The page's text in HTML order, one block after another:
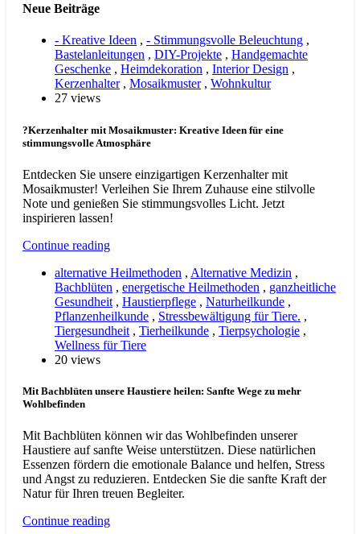
Neue Beiträge
- Kreative Ideen , - Stimmungsvolle Beleuchtung ,
Bastelanleitungen , DIY-Projekte , Handgemachte
Geschenke , Heimdekoration , Interior Design ,
Kerzenhalter, Mosaikmuster, Wohnkultur
27 views
?Kerzenhalter mit Mosaikmuster: Kreative Ideen für eine
stimmungsvolle Atmosphäre
Entdecken Sie unsere einzigartigen Kerzenhalter mit
Mosaikmuster! Verleihen Sie Ihrem Zuhause eine stilvolle
Note und genießen Sie stimmungsvolles Licht. Jetzt
inspirieren lassen!
Continue reading
alternative Heilmethoden , Alternative Medizin ,
Bachblüten , energetische Heilmethoden , ganzheitliche
Gesundheit , Haustierpflege , Naturheilkunde ,
Pflanzenheilkunde , Stressbewältigung für Tiere. ,
Tiergesundheit , Tierheilkunde , Tierpsychologie ,
Wellness für Tiere
20 views
Mit Bachblüten unsere Haustiere heilen: Sanfte Wege zu mehr
Wohlbefinden
Mit Bachblüten können wir das Wohlbefinden unserer
Haustiere auf sanfte Weise unterstützen. Diese natürlichen
Essenzen fördern die emotionale Balance und helfen, Stress
und Angst zu reduzieren. Entdecken Sie die sanfte Kraft der
Natur für Ihren treuen Begleiter.
Continue reading